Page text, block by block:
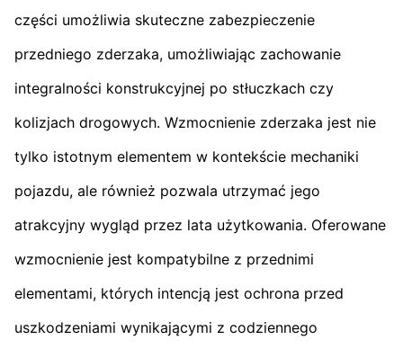
części umożliwia skuteczne zabezpieczenie
przedniego zderzaka, umożliwiając zachowanie
integralności konstrukcyjnej po stłuczkach czy
kolizjach drogowych. Wzmocnienie zderzaka jest nie
tylko istotnym elementem w kontekście mechaniki
pojazdu, ale również pozwala utrzymać jego
atrakcyjny wygląd przez lata użytkowania. Oferowane
wzmocnienie jest kompatybilne z przednimi
elementami, których intencją jest ochrona przed
uszkodzeniami wynikającymi z codziennego